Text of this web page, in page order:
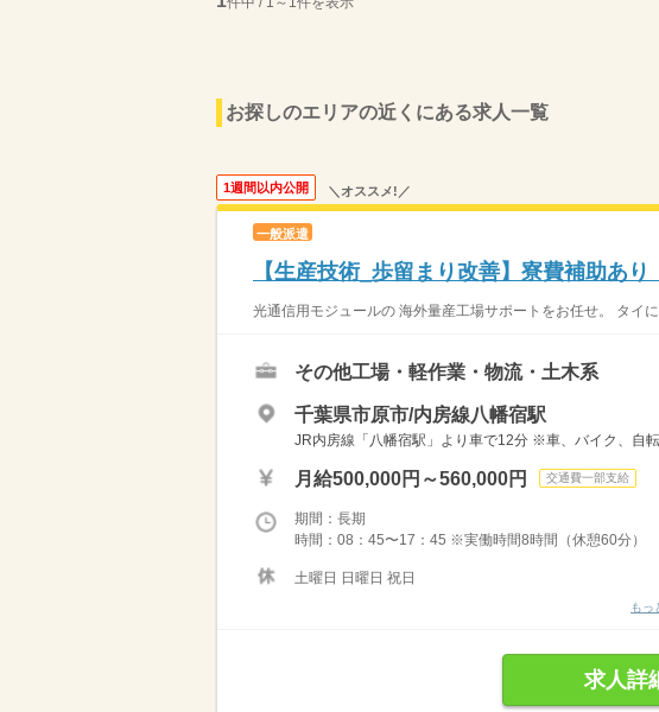
お探しのエリアの近くにある求人一覧
1週間以内公開 ＼オススメ!／
一般派遣
【生産技術_歩留まり改善】寮費補助あ
光通信用モジュールの 海外量産工場サポートをお任せ。 タイ
その他工場・軽作業・物流・土木系
千葉県市原市/内房線八幡宿駅
JR内房線「八幡宿駅」より車で12分 ※車、バイク、自
月給500,000円～560,000円 交通費一部支給
期間：長期
時間：08：45〜17：45 ※実働時間8時間（休憩60分）
土曜日 日曜日 祝日
もっ
求人詳